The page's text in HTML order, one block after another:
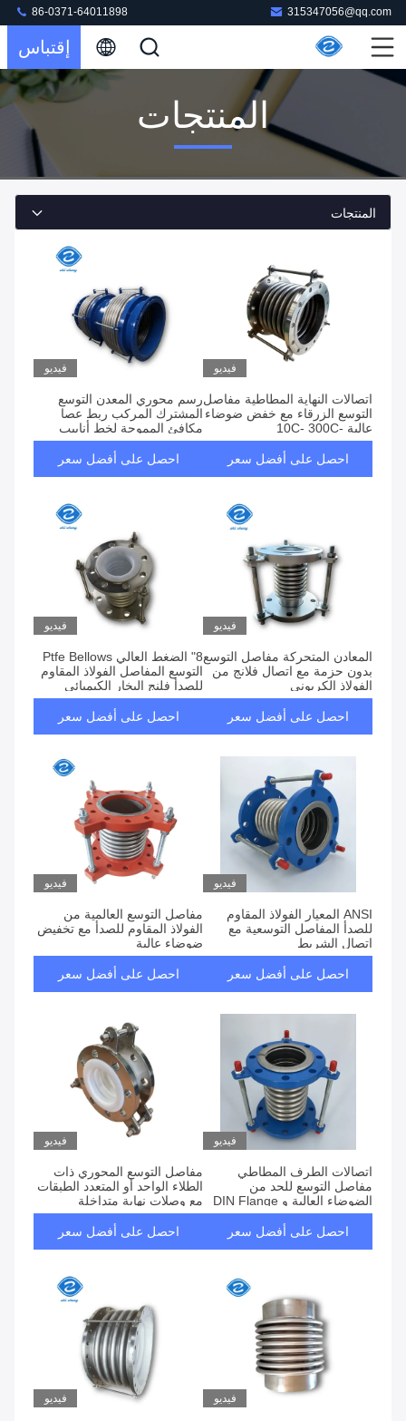
315347056@qq.com
86-0371-64011898
إقتباس
المنتجات
المنتجات
فيديو
اتصالات النهاية المطاطية مفاصل
التوسع الزرقاء مع خفض ضوضاء
عالية -10C- 300C
احصل على أفضل سعر
فيديو
رسم محوري المعدن التوسع
المشترك المركب ربط عصا
مكافئ المموجة لخط أنابيب
الفحم
احصل على أفضل سعر
فيديو
المعادن المتحركة مفاصل التوسع
بدون حزمة مع اتصال فلانج من
الفولاذ الكربوني
احصل على أفضل سعر
فيديو
8" الضغط العالي Ptfe Bellows
التوسع المفاصل الفولاذ المقاوم
للصدأ فلنج البخار الكيميائي
احصل على أفضل سعر
فيديو
ANSI المعيار الفولاذ المقاوم
للصدأ المفاصل التوسعية مع
اتصال الشريط
احصل على أفضل سعر
فيديو
مفاصل التوسع العالمية من
الفولاذ المقاوم للصدأ مع تخفيض
ضوضاء عالية
احصل على أفضل سعر
فيديو
اتصالات الطرف المطاطي
مفاصل التوسع للحد من
الضوضاء العالية و DIN Flange
احصل على أفضل سعر
فيديو
مفاصل التوسع المحوري ذات
الطلاء الواحد أو المتعدد الطبقات
مع وصلات نهاية متداخلة
احصل على أفضل سعر
فيديو فيديو